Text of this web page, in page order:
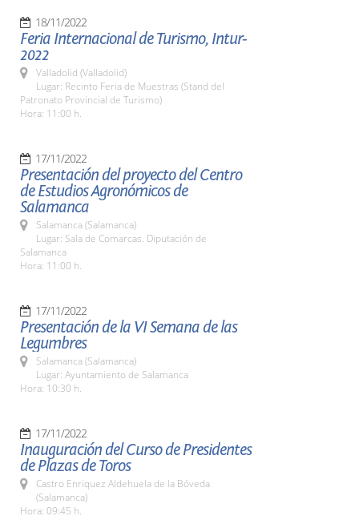
18/11/2022
Feria Internacional de Turismo, Intur-
2022
Valladolid (Valladolid)
Lugar: Recinto Feria de Muestras (Stand del
Patronato Provincial de Turismo)
Hora: 11:00 h.
17/11/2022
Presentación del proyecto del Centro
de Estudios Agronómicos de
Salamanca
Salamanca (Salamanca)
Lugar: Sala de Comarcas. Diputación de
Salamanca
Hora: 11:00 h.
17/11/2022
Presentación de la VI Semana de las
Legumbres
Salamanca (Salamanca)
Lugar: Ayuntamiento de Salamanca
Hora: 10:30 h.
17/11/2022
Inauguración del Curso de Presidentes
de Plazas de Toros
Castro Enriquez Aldehuela de la Bóveda
(Salamanca)
Hora: 09:45 h.